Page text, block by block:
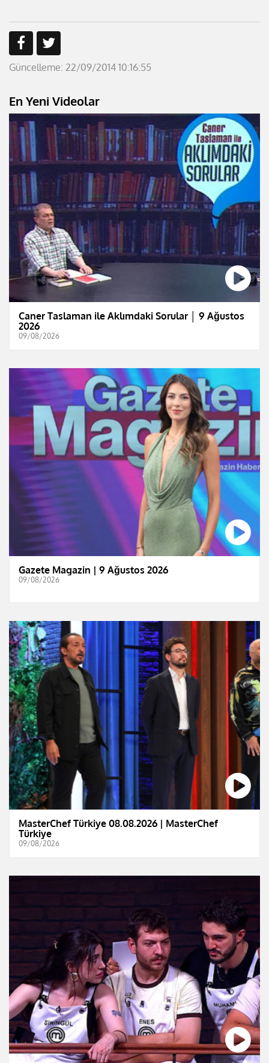
Güncelleme: 22/09/2014 10:16:55
En Yeni Videolar
Caner Taslaman ile Aklımdaki Sorular │ 9 Ağustos
2026
09/08/2026
Gazete Magazin | 9 Ağustos 2026
09/08/2026
MasterChef Türkiye 08.08.2026 | MasterChef
Türkiye
09/08/2026